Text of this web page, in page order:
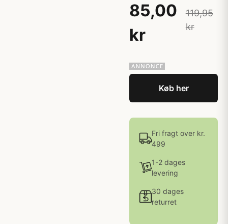
85,00
kr
119,95
kr
Køb her
Fri fragt over kr.
499
1-2 dages
levering
30 dages
returret